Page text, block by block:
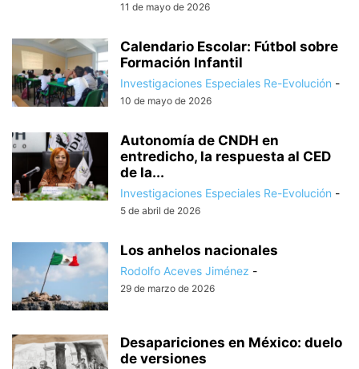
11 de mayo de 2026
Calendario Escolar: Fútbol sobre
Formación Infantil
Investigaciones Especiales Re-Evolución -
10 de mayo de 2026
Autonomía de CNDH en
entredicho, la respuesta al CED
de la...
Investigaciones Especiales Re-Evolución -
5 de abril de 2026
Los anhelos nacionales
Rodolfo Aceves Jiménez -
29 de marzo de 2026
Desapariciones en México: duelo
de versiones